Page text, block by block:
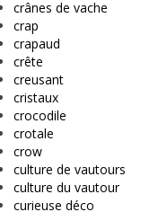
crânes de vache
crap
crapaud
crête
creusant
cristaux
crocodile
crotale
crow
culture de vautours
culture du vautour
curieuse déco